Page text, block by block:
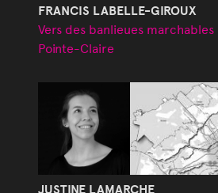
FRANCIS LABELLE-GIROUX
Vers des banlieues
Pointe-Claire
JUSTINE LAMARCHE